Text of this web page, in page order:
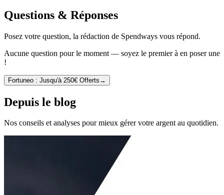
Questions & Réponses
Posez votre question, la rédaction de Spendways vous répond.
Aucune question pour le moment — soyez le premier à en poser une
!
Fortuneo : Jusqu'à 250€ Offerts →
Depuis le blog
Nos conseils et analyses pour mieux gérer votre argent au quotidien.